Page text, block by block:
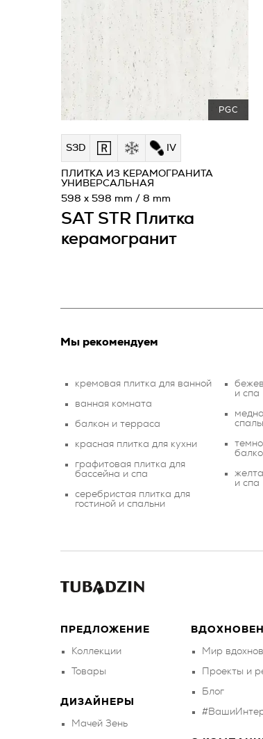
PGC
S3D IV
SAT STR Плитка
керамогранит
ПЛИТКА ИЗ КЕРАМОГРАНИТА
УНИВЕРСАЛЬНАЯ
598 x 598 mm / 8 mm
Мы рекомендуем
кремовая плитка для ванной
ванная комната
балкон и терраса
красная плитка для кухни
графитовая плитка для
бассейна и спа
серебристая плитка для
гостиной и спальни
и спа
и спа
ПРЕДЛОЖЕНИЕ
Коллекции
Товары
ДИЗАЙНЕРЫ
Мачей Зень
Мир
Проекты и
Блог